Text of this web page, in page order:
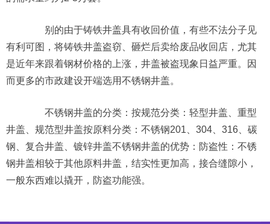
别的由于铸铁井盖具有收回价值，有些不法分子见
有利可图，将铸铁井盖盗窃、砸烂后卖给废品收回店，尤其
是近年来跟着钢材价格的上涨，井盖被盗现象日益严重。因
而更多的市政建设开端选用不锈钢井盖。
不锈钢井盖的分类：按规范分类：轻型井盖、重型
井盖、规范型井盖按原料分类：不锈钢201、304、316、碳
钢、复合井盖、镀锌井盖不锈钢井盖的优势：防盗性：不锈
钢井盖相较于其他原料井盖，结实性更加高，接合缝隙小，
一般东西难以撬开，防盗功能强。